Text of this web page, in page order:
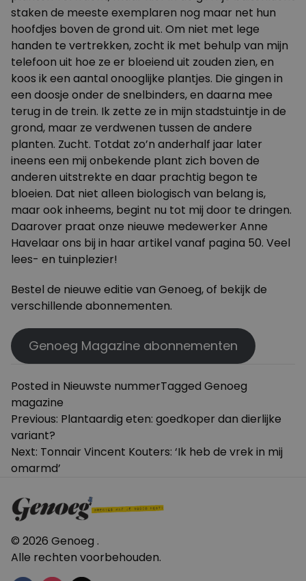
staken de meeste exemplaren nog maar net hun
hoofdjes boven de grond uit. Om niet met lege
handen te vertrekken, zocht ik met behulp van mijn
telefoon uit hoe ze er bloeiend uit zouden zien, en
koos ik een aantal onooglijke plantjes. Die gingen in
een doosje onder de snelbinders, en daarna mee
terug in de trein. Ik zette ze in mijn stadstuintje in de
grond, maar ze verdwenen tussen de andere
planten. Zucht. Totdat zo’n anderhalf jaar later
ineens een mij onbekende plant zich boven de
anderen uitstrekte en daar prachtig begon te
bloeien. Dat niet alleen biologisch van belang is,
maar ook inheems, begint nu tot mij door te dringen.
Daarover praat onze nieuwe medewerker Anne
Havelaar ons bij in haar artikel vanaf pagina 50. Veel
lees- en tuinplezier!
Bestel de nieuwe editie van Genoeg, of bekijk de
verschillende abonnementen.
Genoeg Magazine abonnementen
Posted in Nieuwste nummerTagged Genoeg
magazine
Bericht
navigatie
Previous: Plantaardig eten: goedkoper dan dierlijke
variant?
Next: Tonnair Vincent Kouters: ‘Ik heb de vrek in mij
omarmd’
© 2026 Genoeg .
Alle rechten voorbehouden.